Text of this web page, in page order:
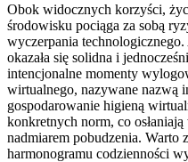
Obok widocznych korzyści,
środowisku pociąga za sobą
wyczerpania
okazała się solidna i
intencjonalne momenty
wirtualnego, nazywane nazwą
gospodarowanie higieną
konkretnych norm, co
nadmiarem pobudzenia. Warto
harmonogramu codzienności